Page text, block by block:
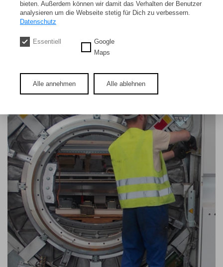
bieten. Außerdem können wir damit das Verhalten der Benutzer
analysieren um die Webseite stetig für Dich zu verbessern.
Datenschutz
Essentiell
Google
Maps
Alle annehmen Alle ablehnen